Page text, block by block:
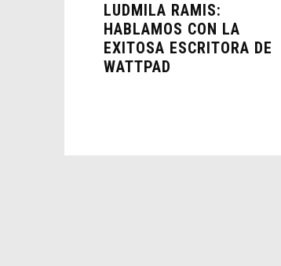
LUDMILA RAMIS:
HABLAMOS CON LA
EXITOSA ESCRITORA DE
WATTPAD